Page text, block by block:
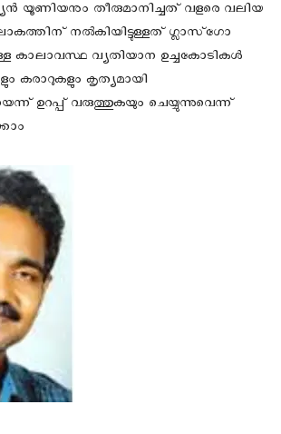
യൂണിയനും തീരുമാനിച്ചത് വളരെ വലിയ
നൽകിയിട്ടുള്ളത് ഗ്ലാസ്ഗോ
കാലാവസ്ഥ വ്യതിയാന ഉച്ചകോടികൾ
കരാറുകളും കൃത്യമായി
ഉറപ്പ് വരുത്തുകയും ചെയ്യുന്നുവെന്ന്